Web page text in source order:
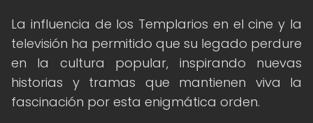
La influencia de los Templarios en el cine y la
televisión ha permitido que su legado perdure
en la cultura popular, inspirando nuevas
historias y tramas que mantienen viva la
fascinación por esta enigmática orden.